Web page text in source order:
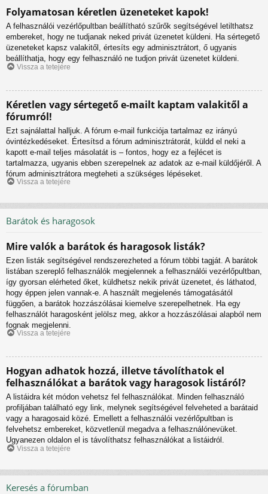
Folyamatosan kéretlen üzeneteket kapok!
A felhasználói vezérlőpultban beállítható szűrők segítségével letilthatsz
embereket, hogy ne tudjanak neked privát üzenetet küldeni. Ha sértegető
üzeneteket kapsz valakitől, értesíts egy adminisztrátort, ő ugyanis
beállíthatja, hogy egy felhasználó ne tudjon privát üzenetet küldeni.
Vissza a tetejére
Kéretlen vagy sértegető e-mailt kaptam valakitől a
fórumról!
Ezt sajnálattal halljuk. A fórum e-mail funkciója tartalmaz ez irányú
óvintézkedéseket. Értesítsd a fórum adminisztrátorát, küldd el neki a
kapott e-mail teljes másolatát is – fontos, hogy ez a fejlécet is
tartalmazza, ugyanis ebben szerepelnek az adatok az e-mail küldőjéről. A
fórum adminisztrátora megteheti a szükséges lépéseket.
Vissza a tetejére
Barátok és haragosok
Mire valók a barátok és haragosok listák?
Ezen listák segítségével rendszerezheted a fórum többi tagját. A barátok
listában szereplő felhasználók megjelennek a felhasználói vezérlőpultban,
így gyorsan elérheted őket, küldhetsz nekik privát üzenetet, és láthatod,
hogy éppen jelen vannak-e. A használt megjelenés támogatásától
függően, a barátok hozzászólásai kiemelve szerepelhetnek. Ha egy
felhasználót haragosként jelölsz meg, akkor a hozzászólásai alapból nem
fognak megjelenni.
Vissza a tetejére
Hogyan adhatok hozzá, illetve távolíthatok el
felhasználókat a barátok vagy haragosok listáról?
A listáidra két módon vehetsz fel felhasználókat. Minden felhasználó
profiljában található egy link, melynek segítségével felveheted a barátaid
vagy a haragosaid közé. Emellett a felhasználói vezérlőpultban is
felvehetsz embereket, közvetlenül megadva a felhasználónevüket.
Ugyanezen oldalon el is távolíthatsz felhasználókat a listáidról.
Vissza a tetejére
Keresés a fórumban